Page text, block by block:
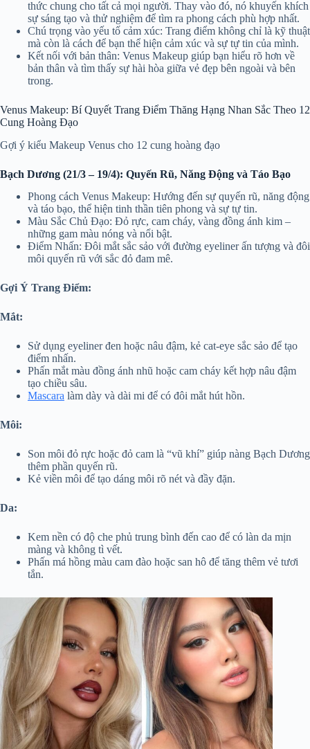
thức chung cho tất cả mọi người. Thay vào đó, nó khuyến khích
sự sáng tạo và thử nghiệm để tìm ra phong cách phù hợp nhất.
Chú trọng vào yếu tố cảm xúc: Trang điểm không chỉ là kỹ thuật
mà còn là cách để bạn thể hiện cảm xúc và sự tự tin của mình.
Kết nối với bản thân: Venus Makeup giúp bạn hiểu rõ hơn về
bản thân và tìm thấy sự hài hòa giữa vẻ đẹp bên ngoài và bên
trong.
Venus Makeup: Bí Quyết Trang Điểm Thăng Hạng Nhan Sắc Theo 12
Cung Hoàng Đạo
Gợi ý kiểu Makeup Venus cho 12 cung hoàng đạo
Bạch Dương (21/3 – 19/4): Quyến Rũ, Năng Động và Táo Bạo
Phong cách Venus Makeup: Hướng đến sự quyến rũ, năng động
và táo bạo, thể hiện tinh thần tiên phong và sự tự tin.
Màu Sắc Chủ Đạo: Đỏ rực, cam cháy, vàng đồng ánh kim –
những gam màu nóng và nổi bật.
Điểm Nhấn: Đôi mắt sắc sảo với đường eyeliner ấn tượng và đôi
môi quyến rũ với sắc đỏ đam mê.
Gợi Ý Trang Điểm:
Mắt:
Sử dụng eyeliner đen hoặc nâu đậm, kẻ cat-eye sắc sảo để tạo
điểm nhấn.
Phấn mắt màu đồng ánh nhũ hoặc cam cháy kết hợp nâu đậm
tạo chiều sâu.
Mascara làm dày và dài mi để có đôi mắt hút hồn.
Môi:
Son môi đỏ rực hoặc đỏ cam là “vũ khí” giúp nàng Bạch Dương
thêm phần quyến rũ.
Kẻ viền môi để tạo dáng môi rõ nét và đầy đặn.
Da:
Kem nền có độ che phủ trung bình đến cao để có làn da mịn
màng và không tì vết.
Phấn má hồng màu cam đào hoặc san hô để tăng thêm vẻ tươi
tắn.